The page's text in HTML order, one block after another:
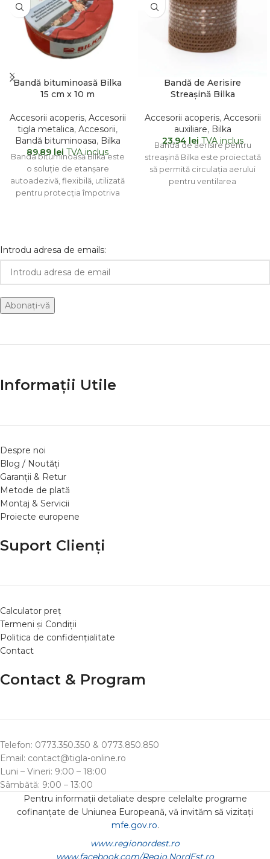
Bandă bituminoasă Bilka
15 cm x 10 m
Accesorii acoperis, Accesorii
tigla metalica, Accesorii,
Bandă bituminoasa, Bilka
89,89 lei TVA inclus
Banda bituminoasă Bilka este
o soluție de etanșare
autoadezivă, flexibilă, utilizată
pentru protecția împotriva
Bandă de Aerisire
Streașină Bilka
Accesorii acoperis, Accesorii
auxiliare, Bilka
23,94 lei TVA inclus
Banda de aerisire pentru
streașină Bilka este proiectată
să permită circulația aerului
pentru ventilarea
Introdu adresa de emails:
Informații Utile
Despre noi
Blog / Noutăți
Garanții & Retur
Metode de plată
Montaj & Servicii
Proiecte europene
Suport Clienți
Calculator preț
Termeni și Condiții
Politica de confidențialitate
Contact
Contact & Program
Telefon: 0773.350.350 & 0773.850.850
Email: contact@tigla-online.ro
Luni – Vineri: 9:00 – 18:00
Sâmbătă: 9:00 – 13:00
Pentru informații detaliate despre celelalte programe
cofinanțate de Uniunea Europeană, vă invităm să vizitați
mfe.gov.ro.
www.regionordest.ro
www.facebook.com/Regio.NordEst.ro